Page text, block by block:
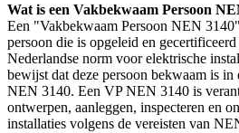
Wat is een Vakbekwaam Persoon
Een "Vakbekwaam Persoon NEN
persoon die is opgeleid en
Nederlandse norm voor elektrische
bewijst dat deze persoon bekwaam is in
NEN 3140. Een VP NEN 3140 is
ontwerpen, aanleggen, inspecteren en
installaties volgens de vereisten van